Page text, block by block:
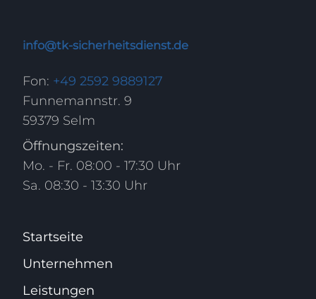
info@tk-sicherheitsdienst.de
Fon: +49 2592 9889127
Funnemannstr. 9
59379 Selm
Öffnungszeiten:
Mo. - Fr. 08:00 - 17:30 Uhr
Sa. 08:30 - 13:30 Uhr
Startseite
Unternehmen
Leistungen